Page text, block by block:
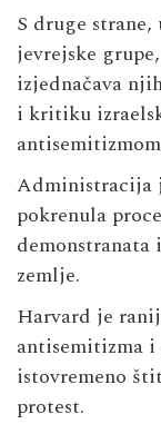
S druge
jevrejske
izjednačava
i kritiku
Administracija
pokrenula
zemlje.
Harvard je
antisemitizma
istovremeno
protest.